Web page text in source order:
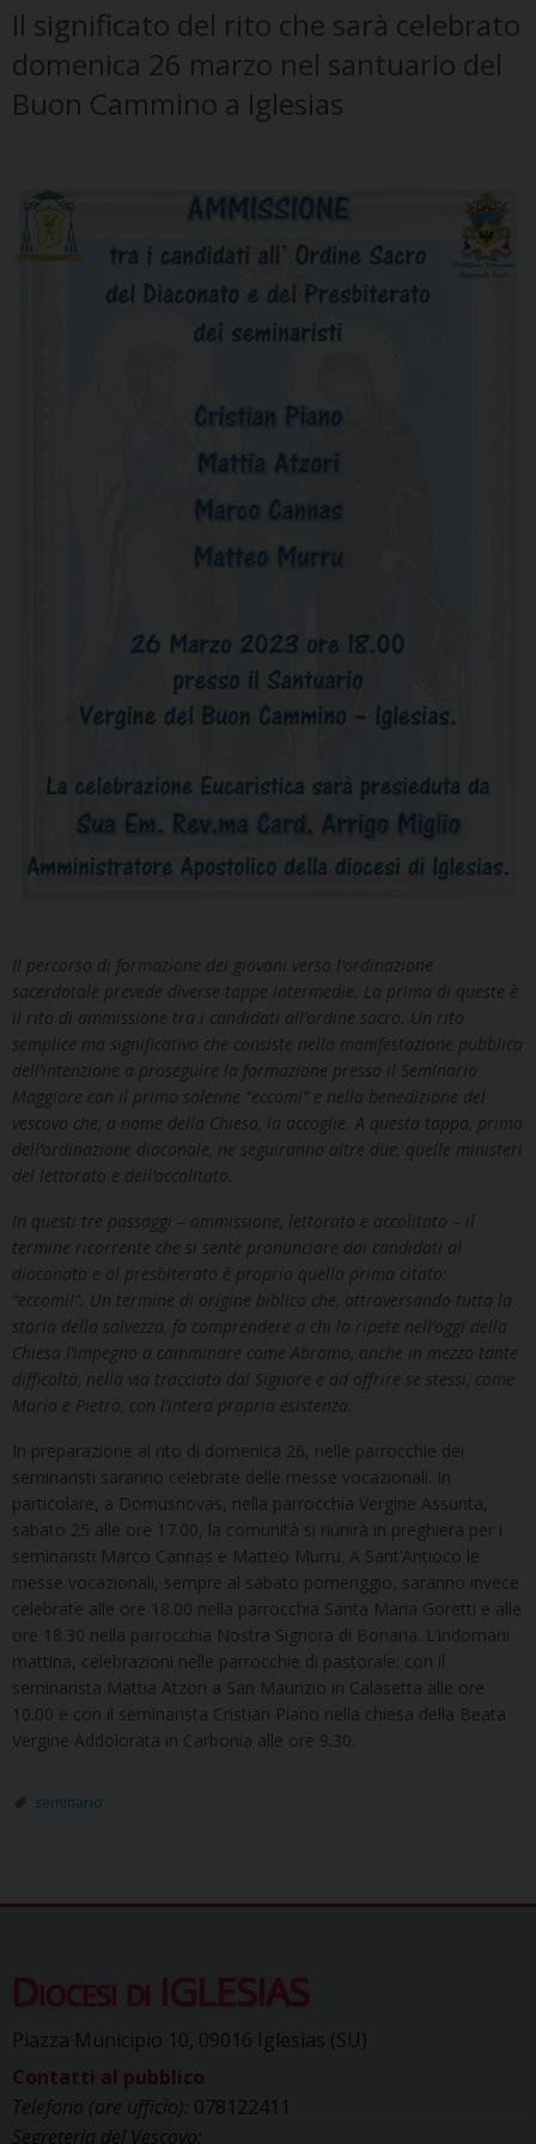
Il significato del rito che sarà celebrato
domenica 26 marzo nel santuario del
Buon Cammino a Iglesias
Il percorso di formazione dei giovani verso l’ordinazione
sacerdotale prevede diverse tappe intermedie. La prima di queste è
il rito di ammissione tra i candidati all’ordine sacro. Un rito
semplice ma significativo che consiste nella manifestazione pubblica
dell’intenzione a proseguire la formazione presso il Seminario
Maggiore con il primo solenne “eccomi” e nella benedizione del
vescovo che, a nome della Chiesa, la accoglie. A questa tappa, prima
dell’ordinazione diaconale, ne seguiranno altre due, quelle ministeri
del lettorato e dell’accolitato.
In questi tre passaggi – ammissione, lettorato e accolitato – il
termine ricorrente che si sente pronunciare dai candidati al
diaconato e al presbiterato è proprio quello prima citato:
“eccomi!”. Un termine di origine biblica che, attraversando tutta la
storia della salvezza, fa comprendere a chi lo ripete nell’oggi della
Chiesa l’impegno a camminare come Abramo, anche in mezzo tante
difficoltà, nella via tracciata dal Signore e ad offrire se stessi, come
Maria e Pietro, con l’intera propria esistenza.
In preparazione al rito di domenica 26, nelle parrocchie dei
seminaristi saranno celebrate delle messe vocazionali. In
particolare, a Domusnovas, nella parrocchia Vergine Assunta,
sabato 25 alle ore 17.00, la comunità si riunirà in preghiera per i
seminaristi Marco Cannas e Matteo Murru. A Sant’Antioco le
messe vocazionali, sempre al sabato pomeriggio, saranno invece
celebrate alle ore 18.00 nella parrocchia Santa Maria Goretti e alle
ore 18.30 nella parrocchia Nostra Signora di Bonaria. L’indomani
mattina, celebrazioni nelle parrocchie di pastorale: con il
seminarista Mattia Atzori a San Maurizio in Calasetta alle ore
10.00 e con il seminarista Cristian Piano nella chiesa della Beata
Vergine Addolorata in Carbonia alle ore 9.30.
seminario
Diocesi di IGLESIAS
Piazza Municipio 10, 09016 Iglesias (SU)
Contatti al pubblico
Telefono (ore ufficio): 078122411
Segreteria del Vescovo: